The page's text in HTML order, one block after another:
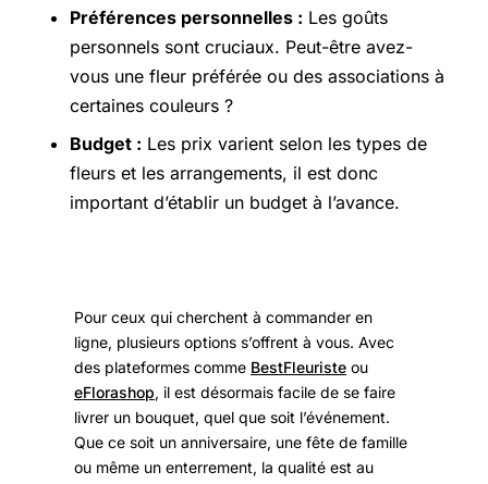
Préférences personnelles : Les goûts
personnels sont cruciaux. Peut-être avez-
vous une fleur préférée ou des associations à
certaines couleurs ?
Budget : Les prix varient selon les types de
fleurs et les arrangements, il est donc
important d’établir un budget à l’avance.
Pour ceux qui cherchent à commander en
ligne, plusieurs options s’offrent à vous. Avec
des plateformes comme BestFleuriste ou
eFlorashop, il est désormais facile de se faire
livrer un bouquet, quel que soit l’événement.
Que ce soit un anniversaire, une fête de famille
ou même un enterrement, la qualité est au